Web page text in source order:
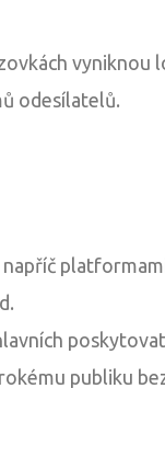
vyniknou
odesílatelů.
publiku